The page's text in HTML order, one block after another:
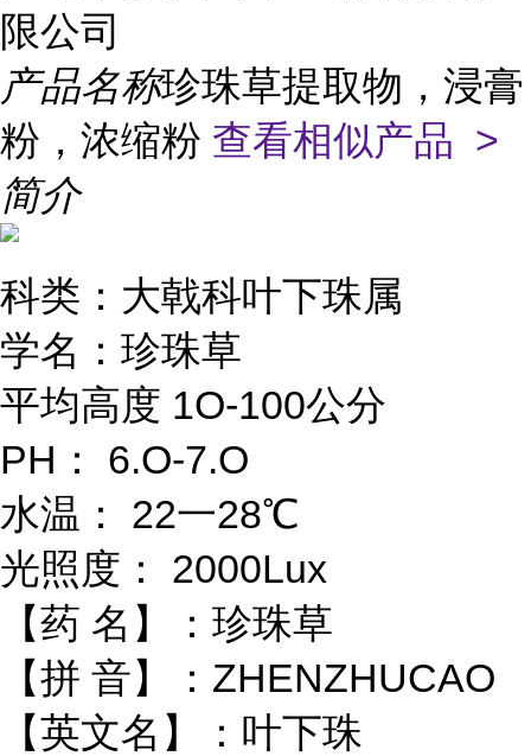
限公司
产品名称珍珠草提取物，浸膏
粉，浓缩粉 查看相似产品 >
简介
科类：大戟科叶下珠属
学名：珍珠草
平均高度 1O-100公分
PH： 6.O-7.O
水温： 22一28℃
光照度： 2000Lux
【药 名】：珍珠草
【拼 音】：ZHENZHUCAO
【英文名】：叶下珠